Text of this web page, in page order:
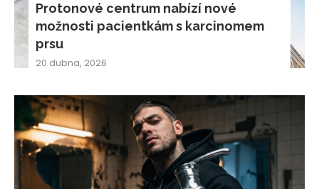
Protonové centrum nabízí nové
možnosti pacientkám s karcinomem
prsu
20 dubna, 2026